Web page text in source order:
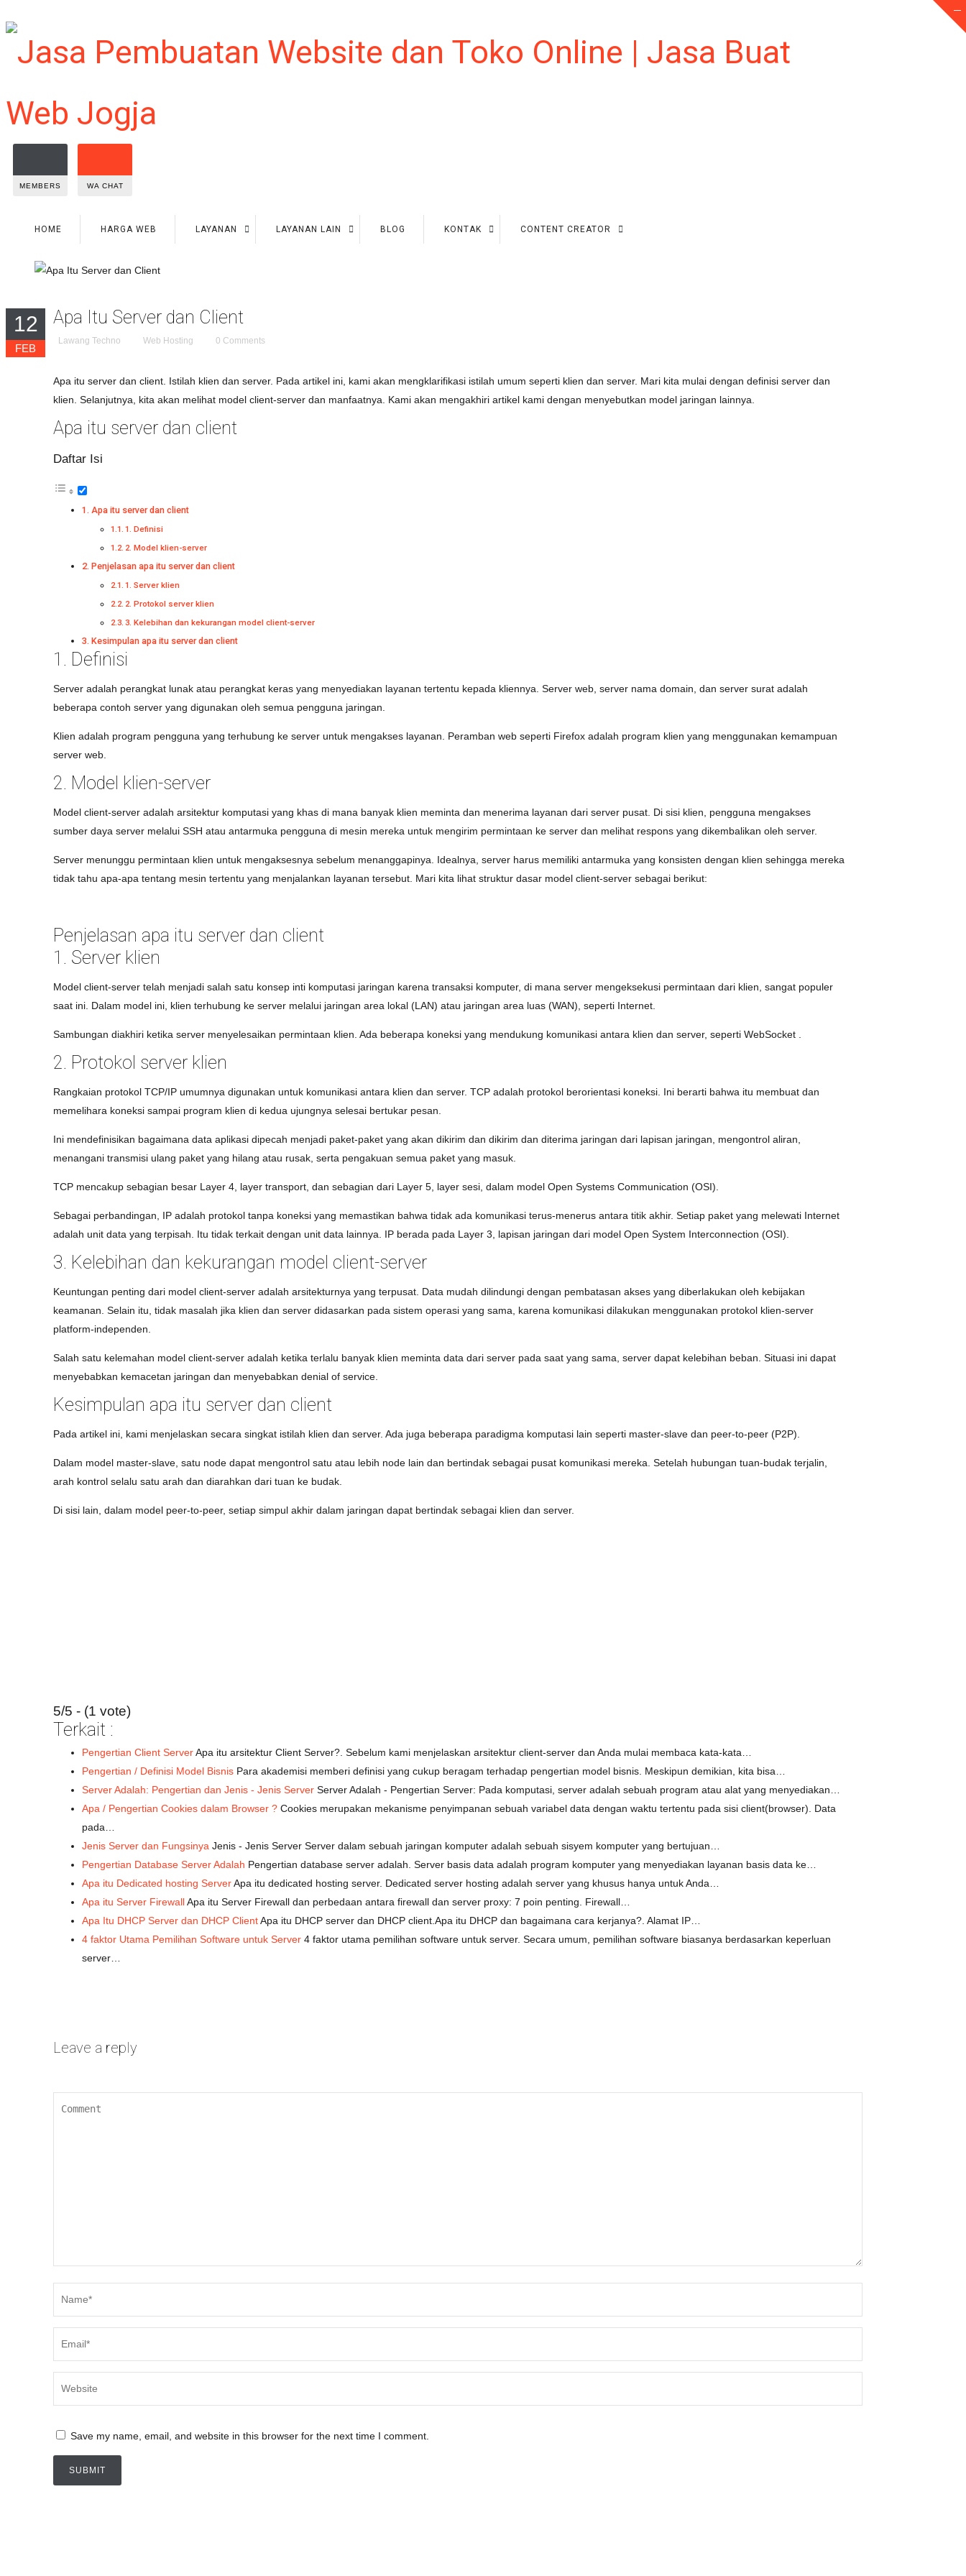
MEMBERS WA CHAT
HOME HARGA WEB LAYANAN LAYANAN LAIN BLOG KONTAK CONTENT CREATOR
12
FEB
Apa Itu Server dan Client
Lawang Techno Web Hosting 0 Comments
Apa itu server dan client. Istilah klien dan server. Pada artikel ini, kami akan mengklarifikasi istilah umum seperti klien dan server. Mari kita mulai dengan definisi server dan
klien. Selanjutnya, kita akan melihat model client-server dan manfaatnya. Kami akan mengakhiri artikel kami dengan menyebutkan model jaringan lainnya.
Apa itu server dan client
Daftar Isi
Apa itu server dan client
1. Definisi
2. Model klien-server
Penjelasan apa itu server dan client
1. Server klien
2. Protokol server klien
3. Kelebihan dan kekurangan model client-server
Kesimpulan apa itu server dan client
1. Definisi
Server adalah perangkat lunak atau perangkat keras yang menyediakan layanan tertentu kepada kliennya. Server web, server nama domain, dan server surat adalah
beberapa contoh server yang digunakan oleh semua pengguna jaringan.
Klien adalah program pengguna yang terhubung ke server untuk mengakses layanan. Peramban web seperti Firefox adalah program klien yang menggunakan kemampuan
server web.
2. Model klien-server
Model client-server adalah arsitektur komputasi yang khas di mana banyak klien meminta dan menerima layanan dari server pusat. Di sisi klien, pengguna mengakses
sumber daya server melalui SSH atau antarmuka pengguna di mesin mereka untuk mengirim permintaan ke server dan melihat respons yang dikembalikan oleh server.
Server menunggu permintaan klien untuk mengaksesnya sebelum menanggapinya. Idealnya, server harus memiliki antarmuka yang konsisten dengan klien sehingga mereka
tidak tahu apa-apa tentang mesin tertentu yang menjalankan layanan tersebut. Mari kita lihat struktur dasar model client-server sebagai berikut:
Penjelasan apa itu server dan client
1. Server klien
Model client-server telah menjadi salah satu konsep inti komputasi jaringan karena transaksi komputer, di mana server mengeksekusi permintaan dari klien, sangat populer
saat ini. Dalam model ini, klien terhubung ke server melalui jaringan area lokal (LAN) atau jaringan area luas (WAN), seperti Internet.
Sambungan diakhiri ketika server menyelesaikan permintaan klien. Ada beberapa koneksi yang mendukung komunikasi antara klien dan server, seperti WebSocket .
2. Protokol server klien
Rangkaian protokol TCP/IP umumnya digunakan untuk komunikasi antara klien dan server. TCP adalah protokol berorientasi koneksi. Ini berarti bahwa itu membuat dan
memelihara koneksi sampai program klien di kedua ujungnya selesai bertukar pesan.
Ini mendefinisikan bagaimana data aplikasi dipecah menjadi paket-paket yang akan dikirim dan dikirim dan diterima jaringan dari lapisan jaringan, mengontrol aliran,
menangani transmisi ulang paket yang hilang atau rusak, serta pengakuan semua paket yang masuk.
TCP mencakup sebagian besar Layer 4, layer transport, dan sebagian dari Layer 5, layer sesi, dalam model Open Systems Communication (OSI).
Sebagai perbandingan, IP adalah protokol tanpa koneksi yang memastikan bahwa tidak ada komunikasi terus-menerus antara titik akhir. Setiap paket yang melewati Internet
adalah unit data yang terpisah. Itu tidak terkait dengan unit data lainnya. IP berada pada Layer 3, lapisan jaringan dari model Open System Interconnection (OSI).
3. Kelebihan dan kekurangan model client-server
Keuntungan penting dari model client-server adalah arsitekturnya yang terpusat. Data mudah dilindungi dengan pembatasan akses yang diberlakukan oleh kebijakan
keamanan. Selain itu, tidak masalah jika klien dan server didasarkan pada sistem operasi yang sama, karena komunikasi dilakukan menggunakan protokol klien-server
platform-independen.
Salah satu kelemahan model client-server adalah ketika terlalu banyak klien meminta data dari server pada saat yang sama, server dapat kelebihan beban. Situasi ini dapat
menyebabkan kemacetan jaringan dan menyebabkan denial of service.
Kesimpulan apa itu server dan client
Pada artikel ini, kami menjelaskan secara singkat istilah klien dan server. Ada juga beberapa paradigma komputasi lain seperti master-slave dan peer-to-peer (P2P).
Dalam model master-slave, satu node dapat mengontrol satu atau lebih node lain dan bertindak sebagai pusat komunikasi mereka. Setelah hubungan tuan-budak terjalin,
arah kontrol selalu satu arah dan diarahkan dari tuan ke budak.
Di sisi lain, dalam model peer-to-peer, setiap simpul akhir dalam jaringan dapat bertindak sebagai klien dan server.
5/5 - (1 vote)
Terkait :
Pengertian Client ServerApa itu arsitektur Client Server?. Sebelum kami menjelaskan arsitektur client-server dan Anda mulai membaca kata-kata…
Pengertian / Definisi Model Bisnis Para akademisi memberi definisi yang cukup beragam terhadap pengertian model bisnis. Meskipun demikian, kita bisa…
Server Adalah: Pengertian dan Jenis - Jenis Server Server Adalah - Pengertian Server: Pada komputasi, server adalah sebuah program atau alat yang menyediakan…
Apa / Pengertian Cookies dalam Browser ? Cookies merupakan mekanisme penyimpanan sebuah variabel data dengan waktu tertentu pada sisi client(browser). Data
pada…
Jenis Server dan Fungsinya Jenis - Jenis Server Server dalam sebuah jaringan komputer adalah sebuah sisyem komputer yang bertujuan…
Pengertian Database Server Adalah Pengertian database server adalah. Server basis data adalah program komputer yang menyediakan layanan basis data ke…
Apa itu Dedicated hosting ServerApa itu dedicated hosting server. Dedicated server hosting adalah server yang khusus hanya untuk Anda…
Apa itu Server FirewallApa itu Server Firewall dan perbedaan antara firewall dan server proxy: 7 poin penting. Firewall…
Apa Itu DHCP Server dan DHCP ClientApa itu DHCP server dan DHCP client.Apa itu DHCP dan bagaimana cara kerjanya?. Alamat IP…
4 faktor Utama Pemilihan Software untuk Server 4 faktor utama pemilihan software untuk server. Secara umum, pemilihan software biasanya berdasarkan keperluan
server…
Leave a reply
Save my name, email, and website in this browser for the next time I comment.